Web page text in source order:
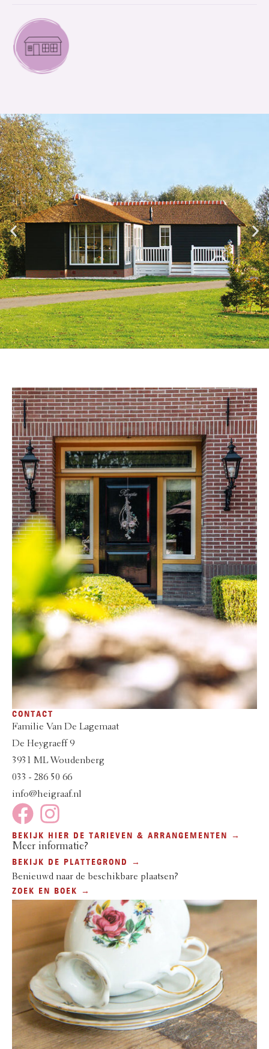
CONTACT
Familie Van De Lagemaat
De Heygraeff 9
3931 ML Woudenberg
033 - 286 50 66
info@heigraaf.nl
BEKIJK HIER DE TARIEVEN & ARRANGEMENTEN →
Meer informatie?
BEKIJK DE PLATTEGROND →
Benieuwd naar de beschikbare plaatsen?
ZOEK EN BOEK →